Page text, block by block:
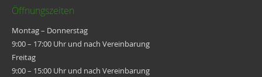
Öffnungszeiten
Montag – Donnerstag
9:00 – 17:00 Uhr und nach Vereinbarung
Freitag
9:00 – 15:00 Uhr und nach Vereinbarung